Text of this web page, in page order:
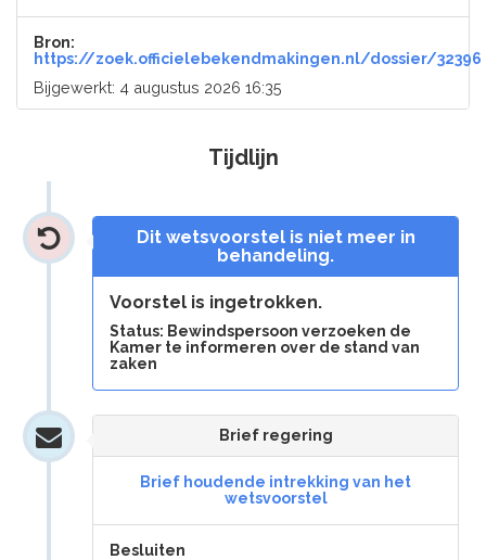
Bron:
https://zoek.officielebekendmakingen.nl/dossier/32396
Bijgewerkt: 4 augustus 2026 16:35
Tijdlijn
Dit wetsvoorstel is niet meer in
behandeling.
Voorstel is ingetrokken.
Status: Bewindspersoon verzoeken de
Kamer te informeren over de stand van
zaken
Brief regering
Brief houdende intrekking van het
wetsvoorstel
Besluiten